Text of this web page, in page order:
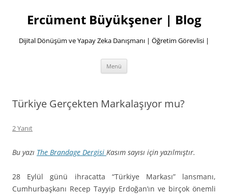
Ercüment Büyükşener | Blog
Dijital Dönüşüm ve Yapay Zeka Danışmanı | Öğretim Görevlisi |
Menü
Türkiye Gerçekten Markalaşıyor mu?
2 Yanıt
Bu yazı The Brandage Dergisi Kasım sayısı için yazılmıştır.
28 Eylül günü ihracatta “Türkiye Markası” lansmanı,
Cumhurbaşkanı Recep Tayyip Erdoğan’ın ve birçok önemli